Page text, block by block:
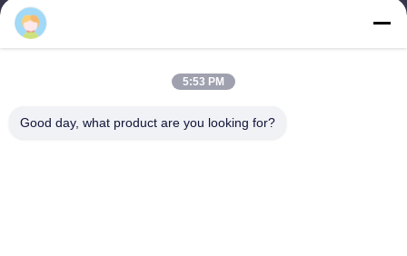
5:53 PM
Good day, what product are you looking for?